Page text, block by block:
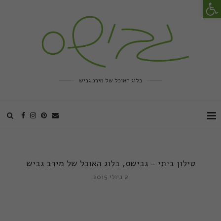
בלוג האוכל של מירב גביש
טילון ביתי – גבישס, בלוג האוכל של מירב גביש
2 ביולי 2015